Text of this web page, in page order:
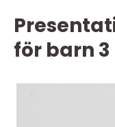
för barn